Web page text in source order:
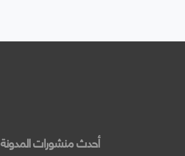
أحدث منشورات المدونة